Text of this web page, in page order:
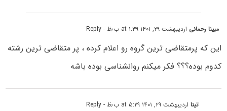
مبینا رحمانی اردیبهشت ۲۹, ۱۴۰۱ at ۱:۳۹ ب٫ظ - Reply
این که پرمتقاضی ترین گروه رو اعلام کرده ، پر متقاضی ترین رشته
کدوم بوده؟؟؟ فکر میکنم روانشناسی بوده باشه
تینااردیبهشت ۲۹, ۱۴۰۱ at ۵:۲۹ ب٫ظ - Reply